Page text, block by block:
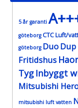
5 år garanti
göteborg CTC Luft/
göteborg Duo
Fritidshus
Tyg Inbyggt
Mitsubishi
mitsubishi luft vatten